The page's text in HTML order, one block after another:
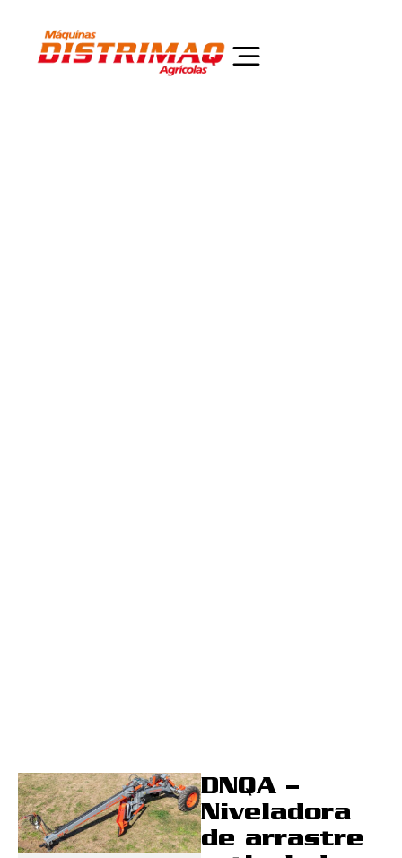
DNQA –
Niveladora
de arrastre